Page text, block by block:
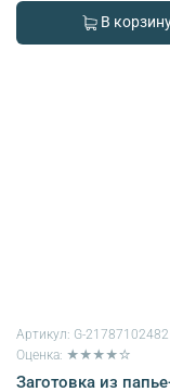
В
Артикул: G-21787102482
Оценка: ★★★★☆
Заготовка из